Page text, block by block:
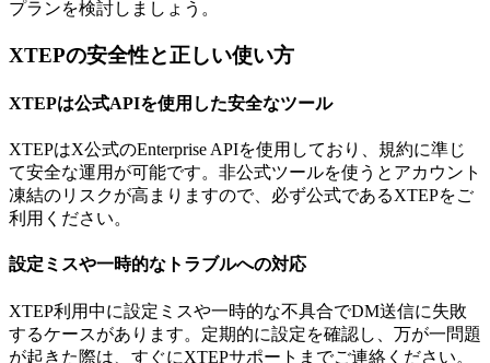
プランを検討しましょう。
XTEPの安全性と正しい使い方
XTEPは公式APIを使用した安全なツール
XTEPはX公式のEnterprise APIを使用しており、規約に準じ
て安全な運用が可能です。非公式ツールを使うとアカウント
凍結のリスクが高まりますので、必ず公式であるXTEPをご
利用ください。
設定ミスや一時的なトラブルへの対応
XTEP利用中に設定ミスや一時的な不具合でDM送信に失敗
するケースがあります。定期的に設定を確認し、万が一問題
が起きた際は、すぐにXTEPサポートまでご連絡ください。